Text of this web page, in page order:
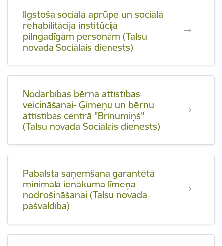
Ilgstoša sociālā aprūpe un sociālā
rehabilitācija institūcijā
pilngadīgām personām (Talsu
novada Sociālais dienests)
Nodarbības bērna attīstības
veicināšanai- Ģimeņu un bērnu
attīstības centrā "Brīnumiņš"
(Talsu novada Sociālais dienests)
Pabalsta saņemšana garantētā
minimālā ienākuma līmeņa
nodrošināšanai (Talsu novada
pašvaldība)